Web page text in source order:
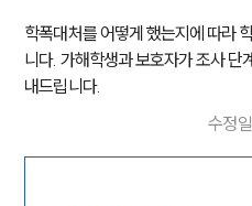
학폭대처를 어떻게 했는지에 따라
니다. 가해학생과 보호자가 조사 단
내드립니다.
수정일